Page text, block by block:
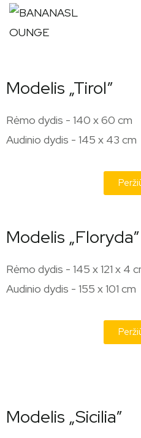
Modelis „Tirol”
Rėmo dydis - 140 x 60 cm
Audinio dydis - 145 x 43 cm
Modelis „Floryda”
Rėmo dydis - 145 x 121 x 4
Audinio dydis - 155 x 101 cm
Modelis „Sicilia”